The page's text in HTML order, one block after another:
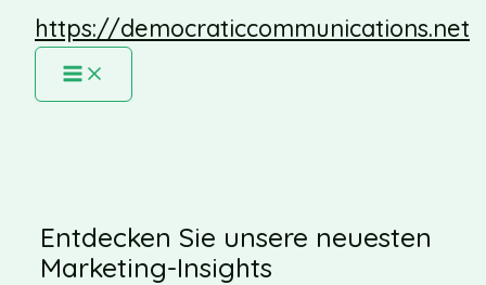
Zum
Inhalt
springen
https://democraticcommunications.net
MAIN
MENU
Entdecken Sie unsere neuesten
Marketing-Insights